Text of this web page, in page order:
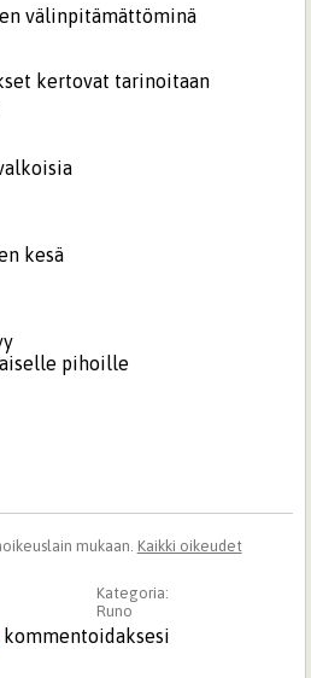
välinpitämättöminä
kertovat tarinoitaan
kesä
pihoille
mukaan. Kaikki oikeudet
Kategoria:
Runo
kommentoidaksesi